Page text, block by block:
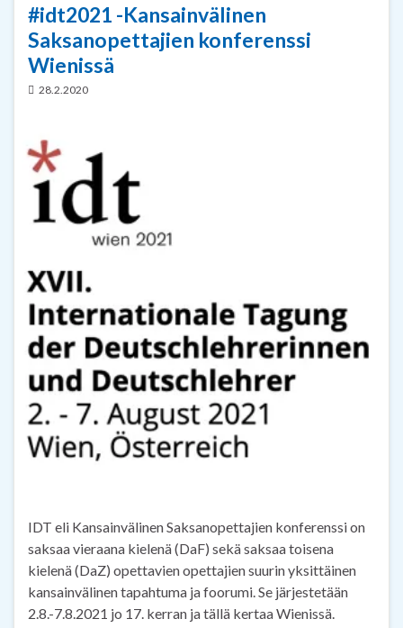
#idt2021 -Kansainvälinen
Saksanopettajien konferenssi
Wienissä
28.2.2020
IDT eli Kansainvälinen Saksanopettajien konferenssi on
saksaa vieraana kielenä (DaF) sekä saksaa toisena
kielenä (DaZ) opettavien opettajien suurin yksittäinen
kansainvälinen tapahtuma ja foorumi. Se järjestetään
2.8.-7.8.2021 jo 17. kerran ja tällä kertaa Wienissä.